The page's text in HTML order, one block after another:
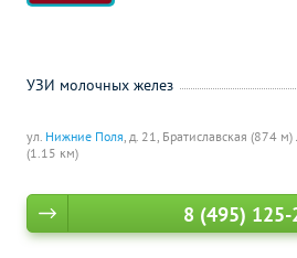
ул. Нижние Поля, д. 21, Братиславская (874 м)
(1.15 км)
УЗИ молочных желез
8 (495) 125-